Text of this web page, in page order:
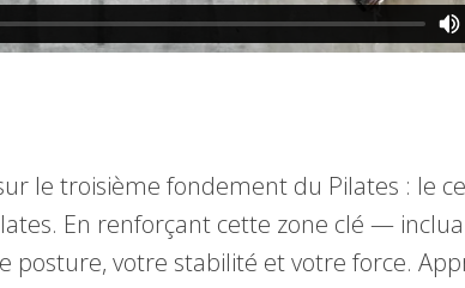
le troisième fondement du Pilates : le
En renforçant cette zone clé —
votre stabilité et votre force.